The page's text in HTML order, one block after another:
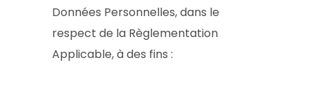
Données Personnelles, dans le
respect de la Règlementation
Applicable, à des fins :